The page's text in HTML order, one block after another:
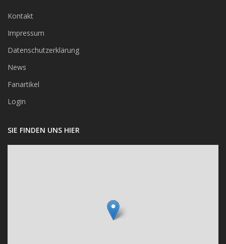
Kontakt
Impressum
Datenschutzerklärung
News
Fanartikel
Login
SIE FINDEN UNS HIER